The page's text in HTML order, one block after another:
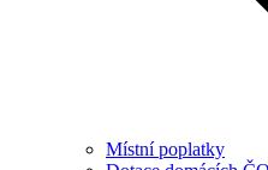
Místní poplatky